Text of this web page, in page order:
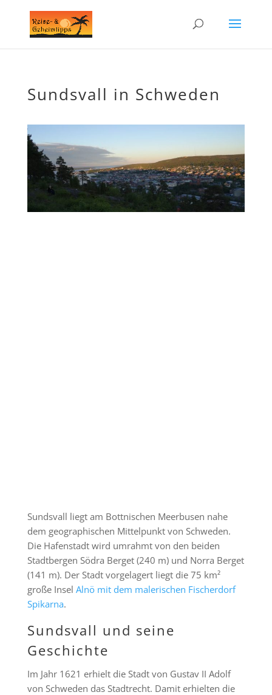
Sundsvall in Schweden
Sundsvall liegt am Bottnischen Meerbusen nahe
dem geographischen Mittelpunkt von Schweden.
Die Hafenstadt wird umrahmt von den beiden
Stadtbergen Södra Berget (240 m) und Norra Berget
(141 m). Der Stadt vorgelagert liegt die 75 km²
große Insel Alnö mit dem malerischen Fischerdorf
Spikarna.
Sundsvall und seine
Geschichte
Im Jahr 1621 erhielt die Stadt von Gustav II Adolf
von Schweden das Stadtrecht. Damit erhielten die